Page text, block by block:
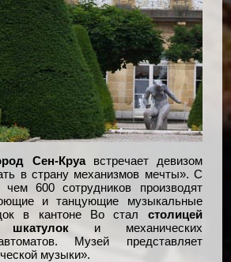
Сен-Круавстречает девизом
в страну механизмов мечты». С
600 сотрудников производят
и танцующие музыкальные
в кантоне Во стал столицей
шкатулок и механических
Музей представляет
музыки».